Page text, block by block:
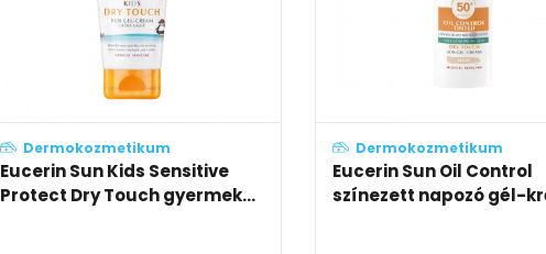
Dermokozmetikum
Eucerin Sun Pigment Control
napozó fluid arcra SPF50+
Dermokozmetikum
Eucerin Sun Oil Control
színezett napozó gél-